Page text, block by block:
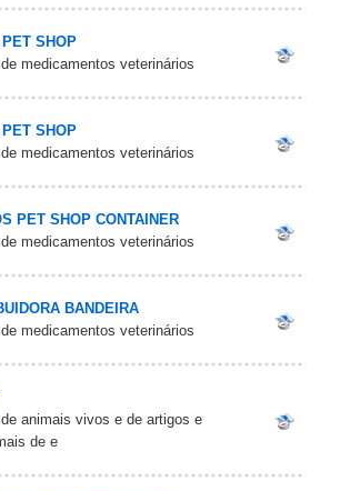
SHOP
medicamentos veterinários
SHOP
medicamentos veterinários
PET SHOP CONTAINER
medicamentos veterinários
BANDEIRA
medicamentos veterinários
animais vivos e de artigos e
de e